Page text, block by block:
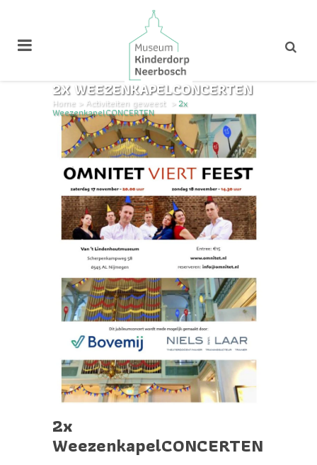
2X WEEZENKAPELCONCERTEN
Home > Activiteiten geweest >2x
WeezenkapelCONCERTEN
2x
WeezenkapelCONCERTEN